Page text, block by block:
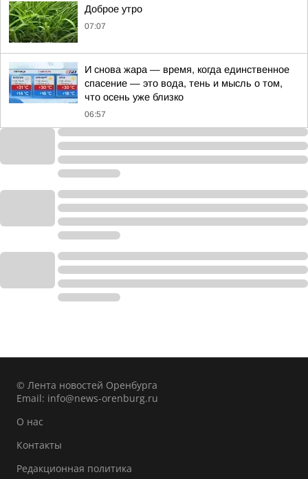
Доброе утро
07:07
И снова жара — время, когда единственное
спасение — это вода, тень и мысль о том,
что осень уже близко
06:57
© Лента новостей Оренбурга
Email: info@news-orenburg.ru
О нас
Контакты
Редакционная политика